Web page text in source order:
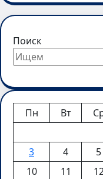
Поиск
Пн Вт
3
4 5
10
11